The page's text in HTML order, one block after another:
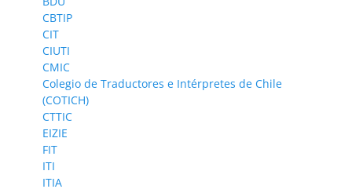
CBTIP
CIT
CIUTI
CMIC
Colegio de Traductores e Intérpretes de Chile
(COTICH)
CTTIC
EIZIE
FIT
ITI
ITIA